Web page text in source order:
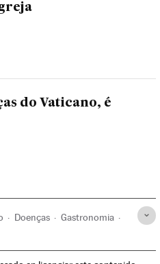
do Vaticano, é
Doenças Gastronomia